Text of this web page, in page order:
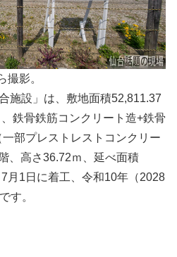
撮影。
施設」は、敷地面積52,811.37
鉄骨鉄筋コンクリート造+鉄骨
部プレストレストコンクリー
、高さ36.72ｍ、延べ面積
月1日に着工、令和10年（2028
す。